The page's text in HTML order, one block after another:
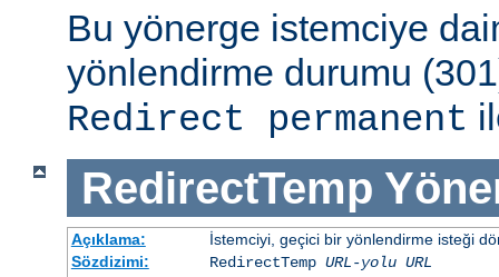
Bu yönerge istemciye
yönlendirme durumu
Redirect permanent
RedirectTemp
Açıklama:
İstemciyi, geçici bir yönlendirme isteği
Sözdizimi:
RedirectTemp URL-yolu URL